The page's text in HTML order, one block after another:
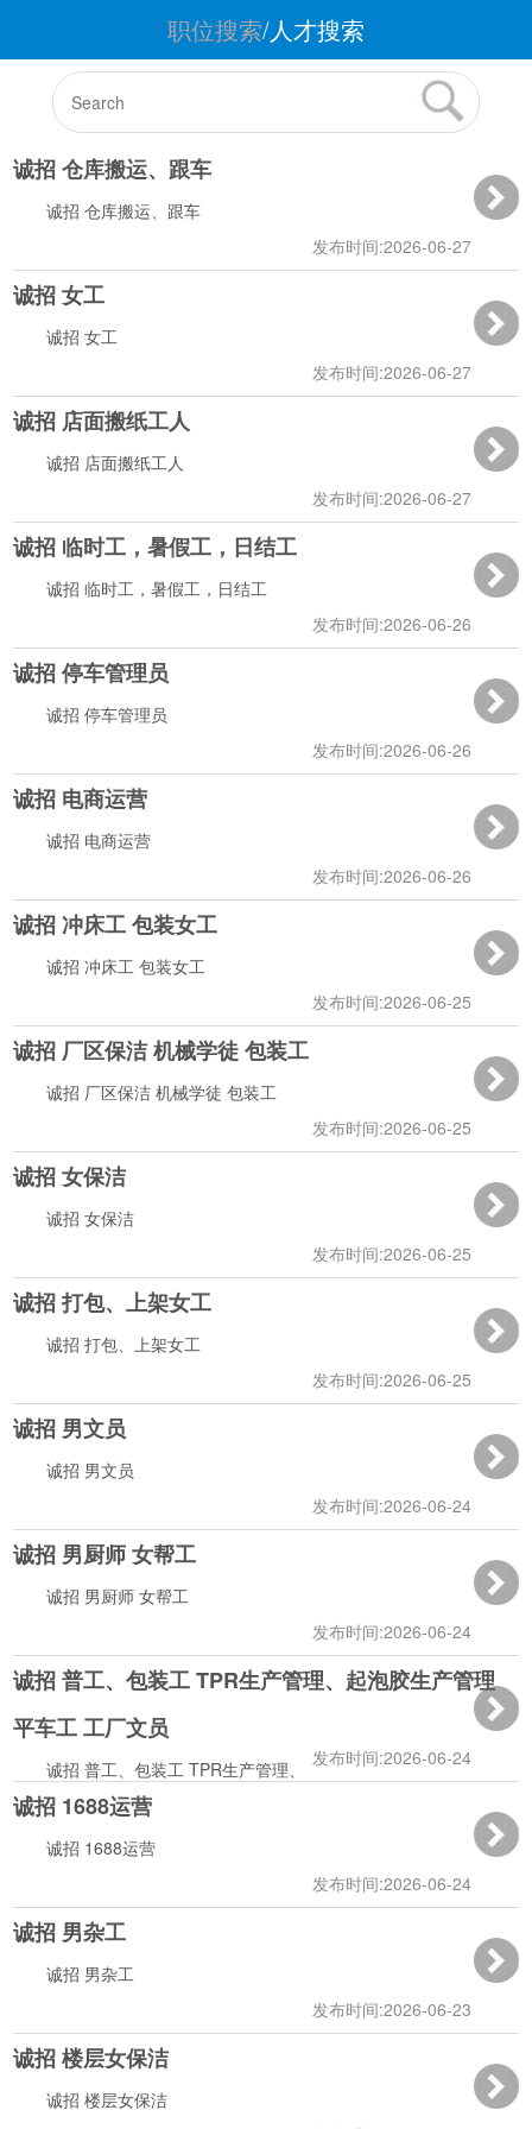
职位搜索/人才搜索
诚招 仓库搬运、跟车
发布时间:2026-06-27
诚招 仓库搬运、跟车
诚招 女工
发布时间:2026-06-27
诚招 女工
诚招 店面搬纸工人
发布时间:2026-06-27
诚招 店面搬纸工人
诚招 临时工，暑假工，日结工
发布时间:2026-06-26
诚招 临时工，暑假工，日结工
诚招 停车管理员
发布时间:2026-06-26
诚招 停车管理员
诚招 电商运营
发布时间:2026-06-26
诚招 电商运营
诚招 冲床工 包装女工
发布时间:2026-06-25
诚招 冲床工 包装女工
诚招 厂区保洁 机械学徒 包装工
发布时间:2026-06-25
诚招 厂区保洁 机械学徒 包装工
诚招 女保洁
发布时间:2026-06-25
诚招 女保洁
诚招 打包、上架女工
发布时间:2026-06-25
诚招 打包、上架女工
诚招 男文员
发布时间:2026-06-24
诚招 男文员
诚招 男厨师 女帮工
发布时间:2026-06-24
14:02:19
诚招 男厨师 女帮工
诚招 普工、包装工 TPR生产管理、起泡胶生产管理
平车工 工厂文员
发布时间:2026-06-24
诚招 普工、包装工 TPR生产管理、起泡胶生产管理
平车工 工厂文员
诚招 1688运营
发布时间:2026-06-24
诚招 1688运营
诚招 男杂工
发布时间:2026-06-23
诚招 男杂工
诚招 楼层女保洁
诚招 楼层女保洁